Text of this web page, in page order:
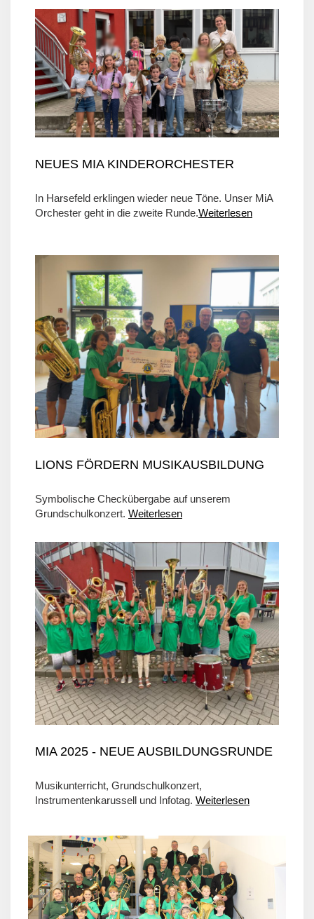
NEUES MIA KINDERORCHESTER
In Harsefeld erklingen wieder neue Töne. Unser MiA
Orchester geht in die zweite Runde.Weiterlesen
LIONS FÖRDERN MUSIKAUSBILDUNG
Symbolische Checkübergabe auf unserem
Grundschulkonzert. Weiterlesen
MIA 2025 - NEUE AUSBILDUNGSRUNDE
Musikunterricht, Grundschulkonzert,
Instrumentenkarussell und Infotag. Weiterlesen